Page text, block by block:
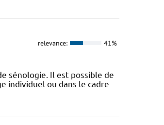
relevance: 41%
sénologie. Il est possible de
individuel ou dans le cadre